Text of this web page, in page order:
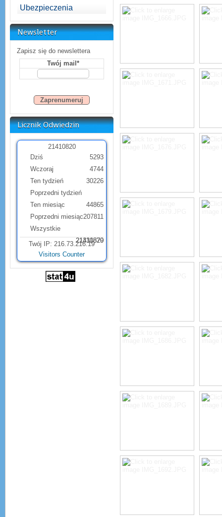
Ubezpieczenia
Newsletter
Zapisz się do newslettera
Twój mail*
Licznik Odwiedzin
21410820
Dziś
Wczoraj
Ten tydzień
Poprzedni tydzień
Ten miesiąc
Poprzedni miesiąc
Wszystkie
5293
4744
30226
21331879
44865
207811
21410820
Twój IP: 216.73.216.19
Visitors Counter